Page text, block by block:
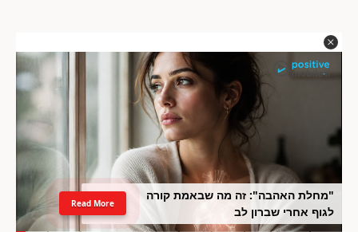
"מחלת האהבה": זה מה שבאמת קורה
לגוף אחרי שברון לב
Read More